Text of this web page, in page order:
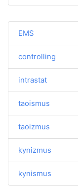
EMS
controlling
intrastat
taoismus
taoizmus
kynizmus
kynismus